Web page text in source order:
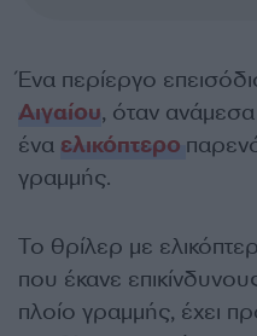
Ένα περίεργο
Αιγαίου, όταν
ένα ελικόπτερο
γραμμής.
Το θρίλερ με
που έκανε
πλοίο γραμμής, έχει